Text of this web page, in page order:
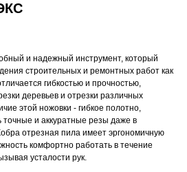
и надежный инструмент, который
строительных и ремонтных работ как
гибкостью и прочностью,
деревьев и отрезки различных
этой ножовки - гибкое полотно,
точные и аккуратные резы даже в
отрезная пила имеет эргономичную
комфортно работать в течение
усталости рук.